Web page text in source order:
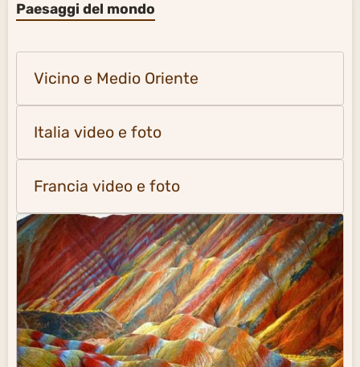
Paesaggi del mondo
Vicino e Medio Oriente
Italia video e foto
Francia video e foto